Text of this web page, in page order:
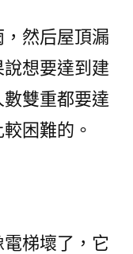
然后屋頂漏
想要達到建
雙重都要達
困難的。
電梯壞了，它